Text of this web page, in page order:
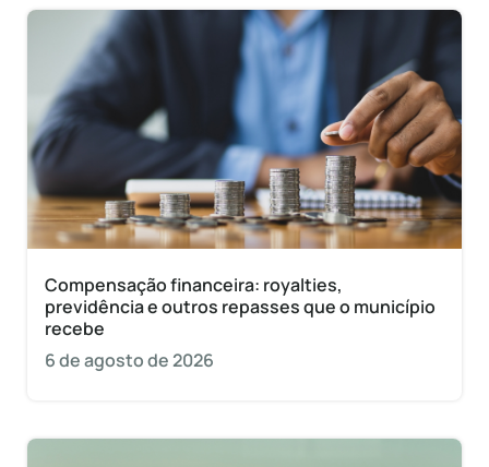
Compensação financeira: royalties,
previdência e outros repasses que o município
recebe
6 de agosto de 2026